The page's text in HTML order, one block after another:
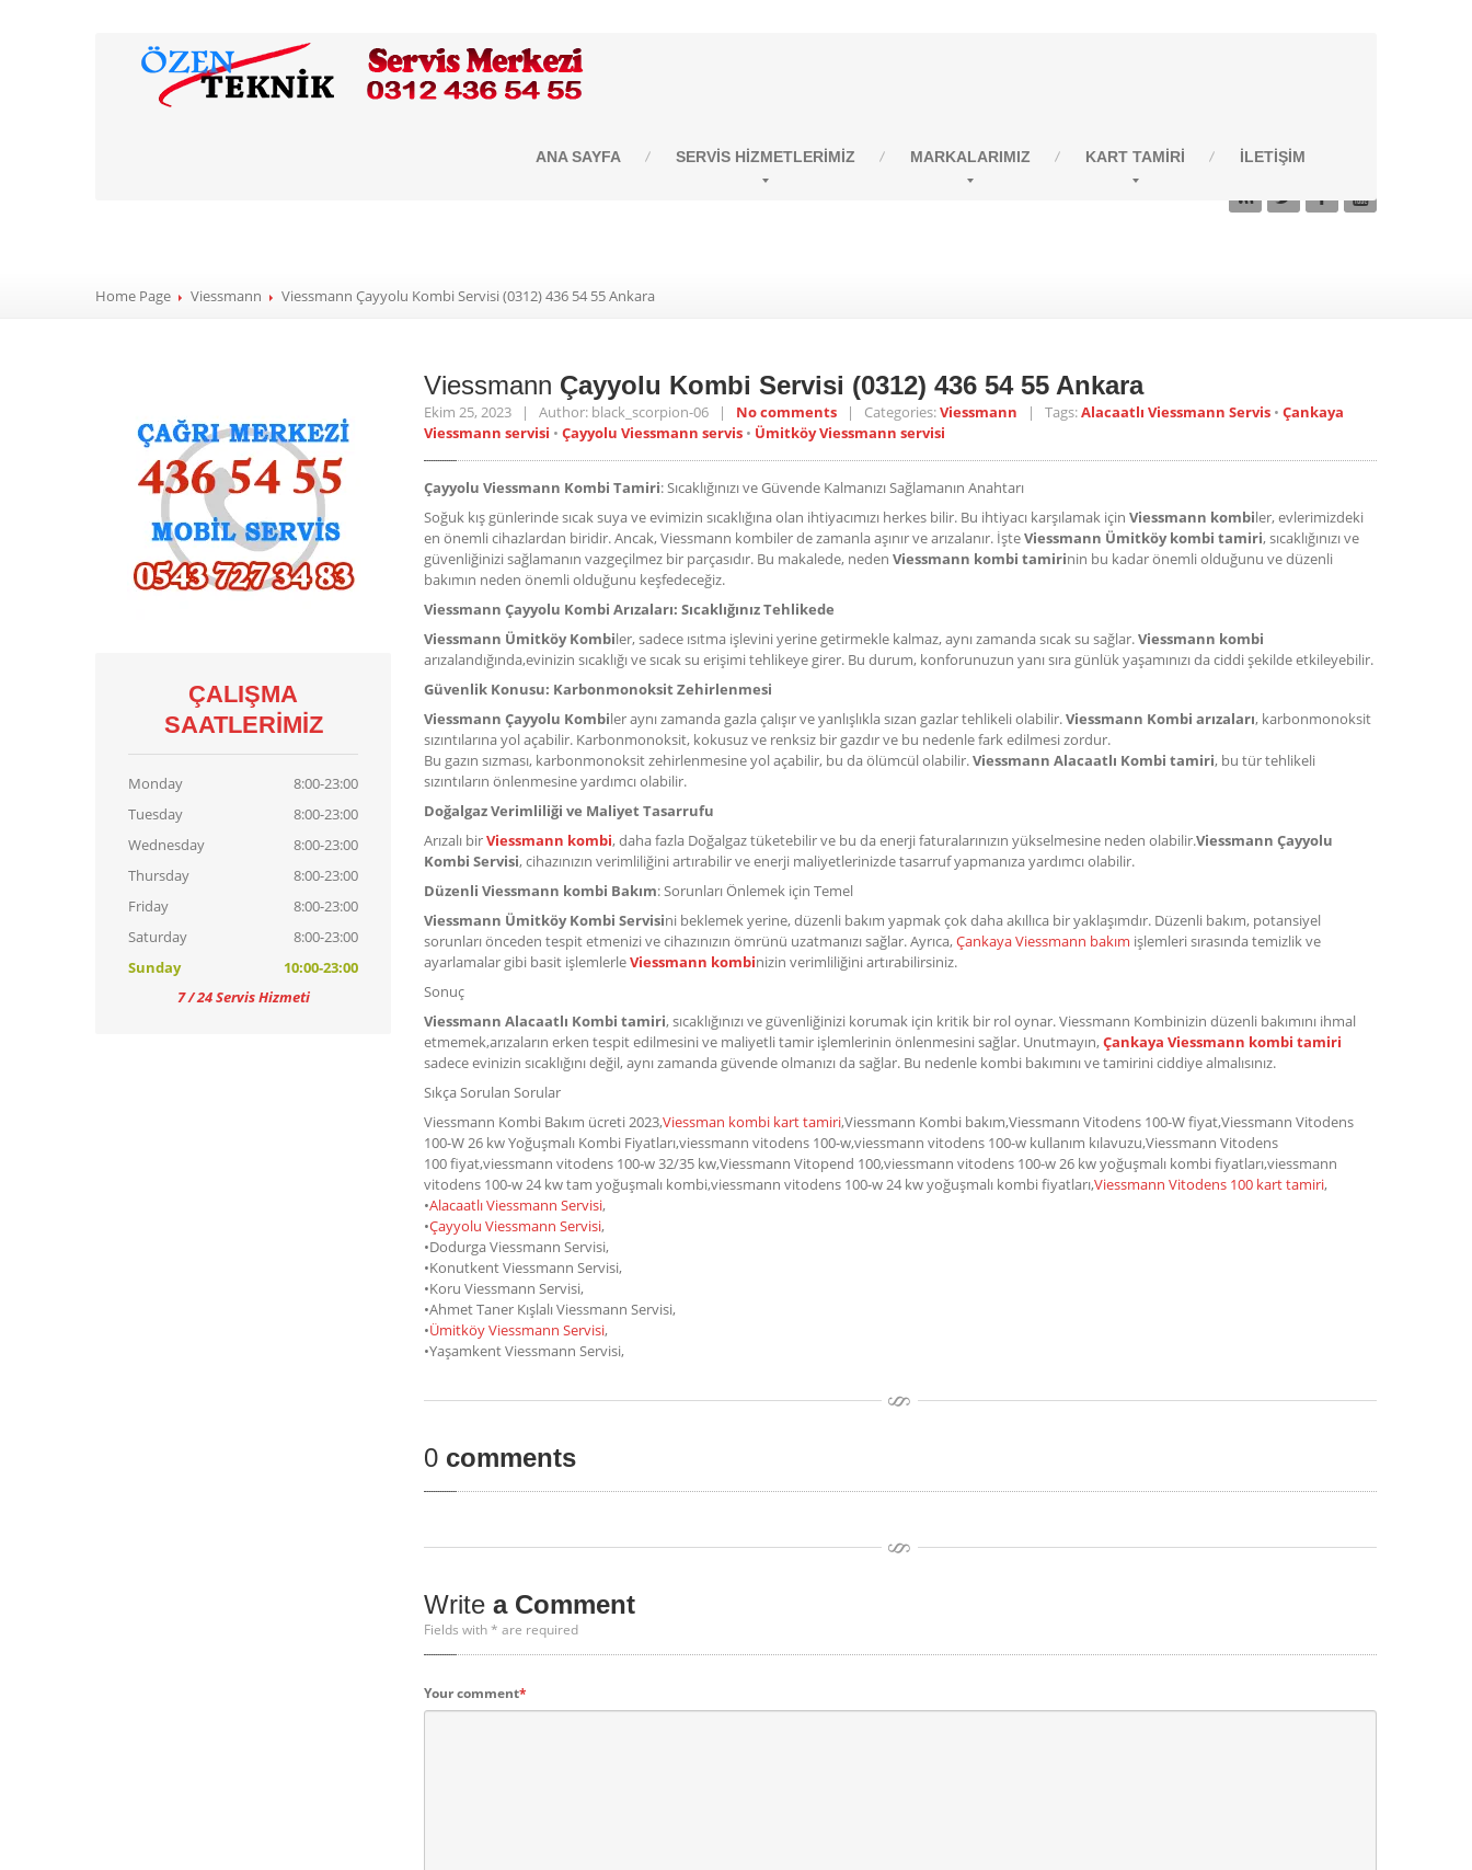
ANASAYFA SERVIS HIZMETLERIMIZ MARKALARIMIZ KART TAMIRI İLETIŞIM
Viessmann Çayyolu Kombi Servisi (0312) 436 54
Home Page Viessmann Viessmann Çayyolu Kombi Servisi (0312) 436 54 55 Ankara
ÇALIŞMA
SAATLERIMIZ
Monday
8:00-23:00
Tuesday
8:00-23:00
Wednesday
8:00-23:00
Thursday
8:00-23:00
Friday
8:00-23:00
Saturday
8:00-23:00
Sunday
10:00-23:00
7 / 24 Servis Hizmeti
Viessmann Çayyolu Kombi Servisi (0312) 436 54 55 Ankara
Ekim 25, 2023 | Author: black_scorpion-06 | No comments | Categories:Viessmann | Tags:Alacaatlı Viessmann Servis • Çankaya
Viessmann servisi • Çayyolu Viessmann servis • Ümitköy Viessmann servisi
Çayyolu Viessmann Kombi Tamiri: Sıcaklığınızı ve Güvende Kalmanızı Sağlamanın Anahtarı
Soğuk kış günlerinde sıcak suya ve evimizin sıcaklığına olan ihtiyacımızı herkes bilir. Bu ihtiyacı karşılamak için Viessmann kombiler, evlerimizdeki
en önemli cihazlardan biridir. Ancak, Viessmann kombiler de zamanla aşınır ve arızalanır. İşteViessmann Ümitköy kombi tamiri, sıcaklığınızı ve
güvenliğinizi sağlamanın vazgeçilmez bir parçasıdır. Bu makalede, neden Viessmann kombi tamirinin bu kadar önemli olduğunu ve düzenli
bakımın neden önemli olduğunu keşfedeceğiz.
Viessmann Çayyolu Kombi Arızaları: Sıcaklığınız Tehlikede
Viessmann Ümitköy Kombiler, sadece ısıtma işlevini yerine getirmekle kalmaz, aynı zamanda sıcak su sağlar.Viessmann kombi
arızalandığında,evinizin sıcaklığı ve sıcak su erişimi tehlikeye girer. Bu durum, konforunuzun yanı sıra günlük yaşamınızı da ciddi şekilde etkileyebilir.
Güvenlik Konusu: Karbonmonoksit Zehirlenmesi
Viessmann Çayyolu Kombiler aynı zamanda gazla çalışır ve yanlışlıkla sızan gazlar tehlikeli olabilir.Viessmann Kombi arızaları, karbonmonoksit
sızıntılarına yol açabilir. Karbonmonoksit, kokusuz ve renksiz bir gazdır ve bu nedenle fark edilmesi zordur.
Bu gazın sızması, karbonmonoksit zehirlenmesine yol açabilir, bu da ölümcül olabilir.Viessmann Alacaatlı Kombi tamiri, bu tür tehlikeli
sızıntıların önlenmesine yardımcı olabilir.
Doğalgaz Verimliliği ve Maliyet Tasarrufu
Arızalı birViessmann kombi, daha fazla Doğalgaz tüketebilir ve bu da enerji faturalarınızın yükselmesine neden olabilir.Viessmann Çayyolu
Kombi Servisi, cihazınızın verimliliğini artırabilir ve enerji maliyetlerinizde tasarruf yapmanıza yardımcı olabilir.
Düzenli Viessmann kombi Bakım: Sorunları Önlemek için Temel
Viessmann Ümitköy Kombi Servisini beklemek yerine, düzenli bakım yapmak çok daha akıllıca bir yaklaşımdır. Düzenli bakım, potansiyel
sorunları önceden tespit etmenizi ve cihazınızın ömrünü uzatmanızı sağlar. Ayrıca,Çankaya Viessmann bakım işlemleri sırasında temizlik ve
ayarlamalar gibi basit işlemlerleViessmann kombinizin verimliliğini artırabilirsiniz.
Sonuç
Viessmann Alacaatlı Kombi tamiri, sıcaklığınızı ve güvenliğinizi korumak için kritik bir rol oynar. Viessmann Kombinizin düzenli bakımını ihmal
etmemek,arızaların erken tespit edilmesini ve maliyetli tamir işlemlerinin önlenmesini sağlar. Unutmayın,Çankaya Viessmann kombi tamiri
sadece evinizin sıcaklığını değil, aynı zamanda güvende olmanızı da sağlar. Bu nedenle kombi bakımını ve tamirini ciddiye almalısınız.
Sıkça Sorulan Sorular
Viessmann Kombi Bakım ücreti 2023,Viessman kombi kart tamiri,Viessmann Kombi bakım,Viessmann Vitodens 100-W fiyat,Viessmann Vitodens
100-W 26 kw Yoğuşmalı Kombi Fiyatları,viessmann vitodens 100-w,viessmann vitodens 100-w kullanım kılavuzu,Viessmann Vitodens
100 fiyat,viessmann vitodens 100-w 32/35 kw,Viessmann Vitopend 100,viessmann vitodens 100-w 26 kw yoğuşmalı kombi fiyatları,viessmann
vitodens 100-w 24 kw tam yoğuşmalı kombi,viessmann vitodens 100-w 24 kw yoğuşmalı kombi fiyatları,Viessmann Vitodens 100 kart tamiri,
•Alacaatlı Viessmann Servisi,
•Çayyolu Viessmann Servisi,
•Dodurga Viessmann Servisi,
•Konutkent Viessmann Servisi,
•Koru Viessmann Servisi,
•Ahmet Taner Kışlalı Viessmann Servisi,
•Ümitköy Viessmann Servisi,
•Yaşamkent Viessmann Servisi,
0 comments
Write a Comment
Fields with * are required
Your comment*